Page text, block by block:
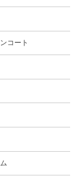
コート